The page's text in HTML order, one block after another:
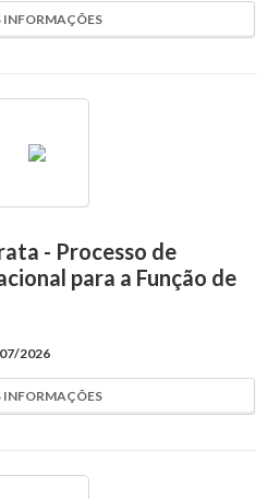
INFORMAÇÕES
- Processo de
para a Função de
2026
INFORMAÇÕES